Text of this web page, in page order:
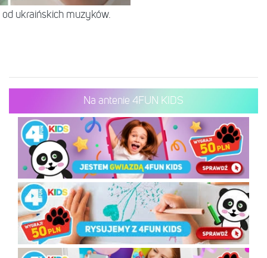
od ukraińskich muzyków.
Na antenie 4FUN KIDS